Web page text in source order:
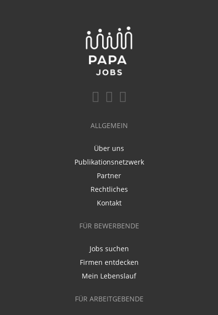
ALLGEMEIN
Über uns
Publikationsnetzwerk
Partner
Rechtliches
Kontakt
FÜR BEWERBENDE
Jobs suchen
Firmen entdecken
Mein Lebenslauf
FÜR ARBEITGEBENDE